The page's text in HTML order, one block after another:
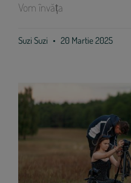
Vom învăța
Suzi Suzi 20 Martie 2025